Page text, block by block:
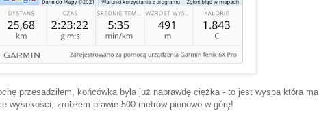
przesadziłem, końcówka była już naprawdę ciężka - to jest wyspa która ma
wysokości, zrobiłem prawie 500 metrów pionowo w górę!